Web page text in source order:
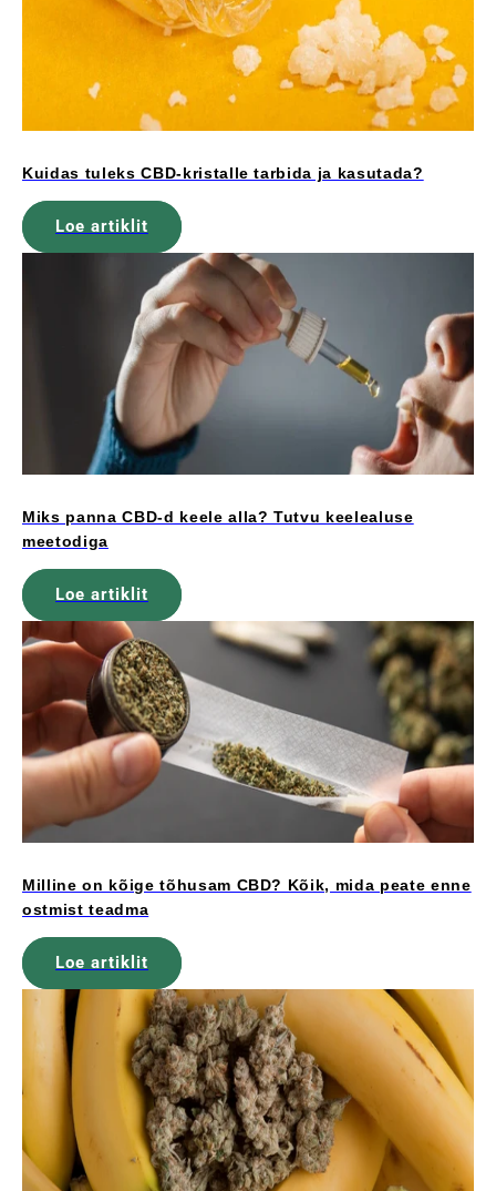
Kuidas tuleks CBD-kristalle tarbida ja kasutada?
Loe artiklit
Miks panna CBD-d keele alla? Tutvu keelealuse
meetodiga
Loe artiklit
Milline on kõige tõhusam CBD? Kõik, mida peate enne
ostmist teadma
Loe artiklit